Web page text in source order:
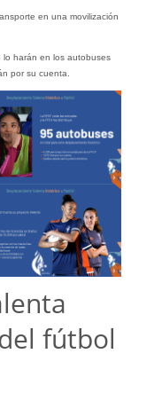
en una movilización
harán en los autobuses
por su cuenta.
fútbol